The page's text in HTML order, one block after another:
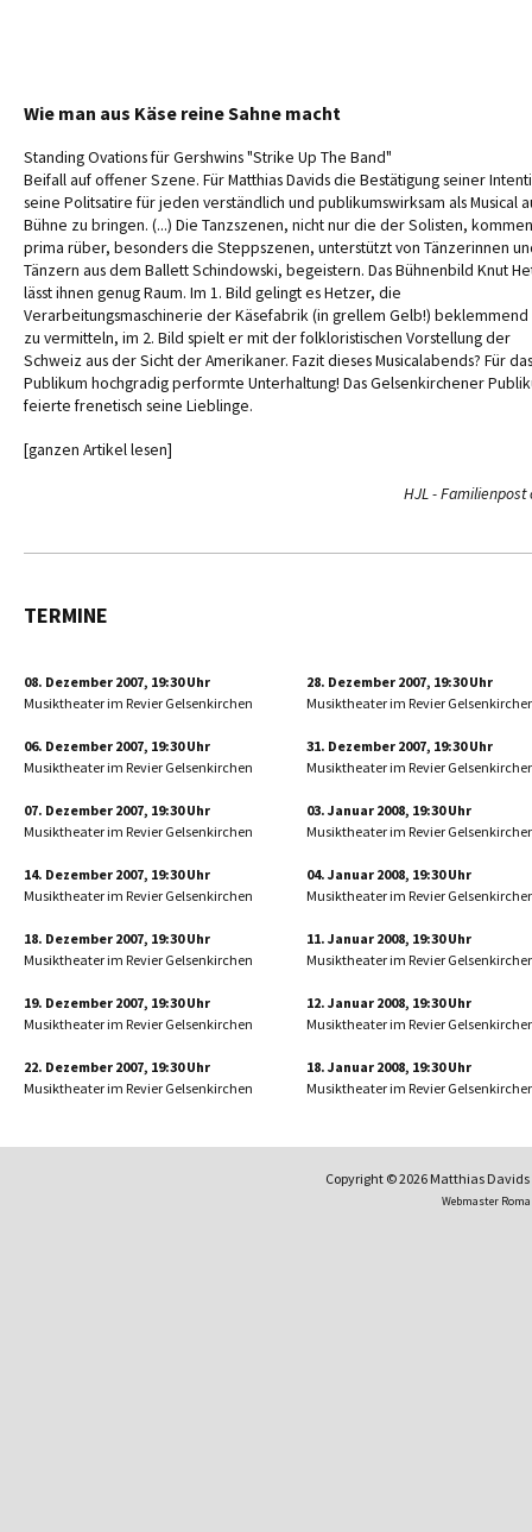
Wie man aus Käse reine Sahne macht
Standing Ovations für Gershwins "Strike Up The Band"
Beifall auf offener Szene. Für Matthias Davids die Bestätigung seiner
seine Politsatire für jeden verständlich und publikumswirksam als Musical
Bühne zu bringen. (...) Die Tanzszenen, nicht nur die der Solisten, kommen
prima rüber, besonders die Steppszenen, unterstützt von Tänzerinnen
Tänzern aus dem Ballett Schindowski, begeistern. Das Bühnenbild Knut
lässt ihnen genug Raum. Im 1. Bild gelingt es Hetzer, die
Verarbeitungsmaschinerie der Käsefabrik (in grellem Gelb!) beklemmend
zu vermitteln, im 2. Bild spielt er mit der folkloristischen Vorstellung der
Schweiz aus der Sicht der Amerikaner. Fazit dieses Musicalabends? Für das
Publikum hochgradig performte Unterhaltung! Das Gelsenkirchener
feierte frenetisch seine Lieblinge.
[ganzen Artikel lesen]
HJL - Familienpost
TERMINE
08. Dezember 2007, 19:30 Uhr
Musiktheater im Revier Gelsenkirchen
06. Dezember 2007, 19:30 Uhr
Musiktheater im Revier Gelsenkirchen
07. Dezember 2007, 19:30 Uhr
Musiktheater im Revier Gelsenkirchen
14. Dezember 2007, 19:30 Uhr
Musiktheater im Revier Gelsenkirchen
18. Dezember 2007, 19:30 Uhr
Musiktheater im Revier Gelsenkirchen
19. Dezember 2007, 19:30 Uhr
Musiktheater im Revier Gelsenkirchen
22. Dezember 2007, 19:30 Uhr
Musiktheater im Revier Gelsenkirchen
28. Dezember 2007, 19:30 Uhr
Musiktheater im Revier
31. Dezember 2007, 19:30 Uhr
Musiktheater im Revier
03. Januar 2008, 19:30 Uhr
Musiktheater im Revier
04. Januar 2008, 19:30 Uhr
Musiktheater im Revier
11. Januar 2008, 19:30 Uhr
Musiktheater im Revier
12. Januar 2008, 19:30 Uhr
Musiktheater im Revier
18. Januar 2008, 19:30 Uhr
Musiktheater im Revier
Copyright © 2026 Matthias
Webmaster